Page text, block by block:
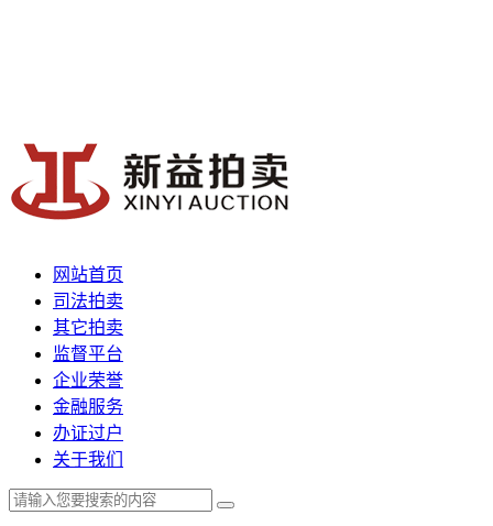
网站首页
司法拍卖
其它拍卖
监督平台
企业荣誉
金融服务
办证过户
关于我们